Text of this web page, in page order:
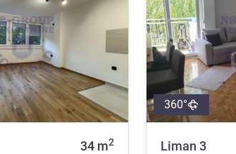
34 m2
360°
Liman 3